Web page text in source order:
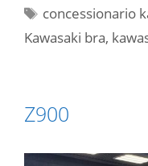
Tag
concessionario
Kawasaki bra,
Z900